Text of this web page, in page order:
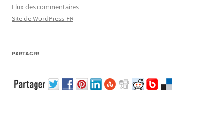
Flux des commentaires
Site de WordPress-FR
PARTAGER